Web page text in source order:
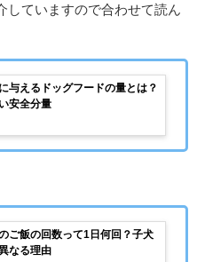
していますので合わせて読ん
与えるドッグフードの量とは？
安全分量
ご飯の回数って1日何回？子犬
なる理由